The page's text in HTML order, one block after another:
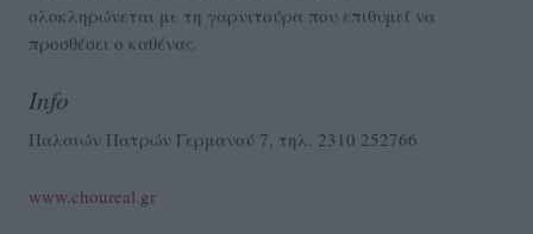
ολοκληρώνεται με τη γαρνιτούρα που επιθυμεί να
προσθέσει ο καθένας.
Info
Παλαιών Πατρών Γερμανού 7, τηλ. 2310 252766
www.choureal.gr